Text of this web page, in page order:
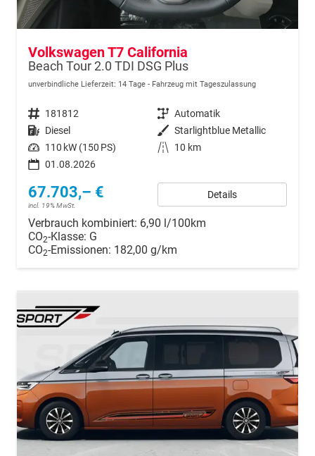
Volkswagen T7 California
Beach Tour 2.0 TDI DSG Plus
unverbindliche Lieferzeit: 14 Tage Fahrzeug mit Tageszulassung
Fahrzeugnr. 181812 Getriebe Automatik
Kraftstoff Diesel Außenfarbe Starlightblue Metallic
Leistung 110 kW (150 PS) Kilometerstand
10 km
01.08.2026
67.703,– €
incl. 19% MwSt.
Details
Verbrauch kombiniert: 6,90 l/100km
CO2-Klasse: G
CO2-Emissionen: 182,00 g/km